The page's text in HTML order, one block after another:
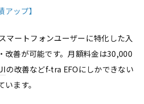
ップ】
マートフォンユーザーに特化した入
改善が可能です。月額料金は30,000
の改善などf-tra EFOにしかできない
ます。